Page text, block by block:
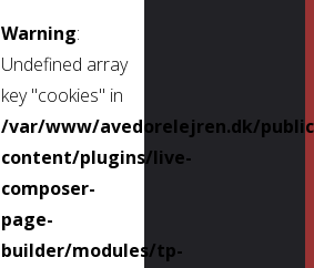
Warning:
Undefined array
key "cookies" in
/var/www/avedorelejren.dk/
content/plugins/live-
composer-
page-
builder/modules/tp-